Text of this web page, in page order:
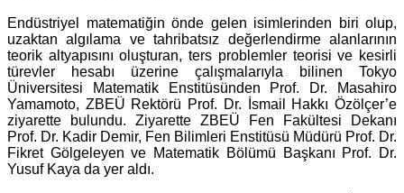
Endüstriyel matematiğin önde gelen isimlerinden biri olup,
uzaktan algılama ve tahribatsız değerlendirme alanlarının
teorik altyapısını oluşturan, ters problemler teorisi ve kesirli
türevler hesabı üzerine çalışmalarıyla bilinen Tokyo
Üniversitesi Matematik Enstitüsünden Prof. Dr. Masahiro
Yamamoto, ZBEÜ Rektörü Prof. Dr. İsmail Hakkı Özölçer’e
ziyarette bulundu. Ziyarette ZBEÜ Fen Fakültesi Dekanı
Prof. Dr. Kadir Demir, Fen Bilimleri Enstitüsü Müdürü Prof. Dr.
Fikret Gölgeleyen ve Matematik Bölümü Başkanı Prof. Dr.
Yusuf Kaya da yer aldı.